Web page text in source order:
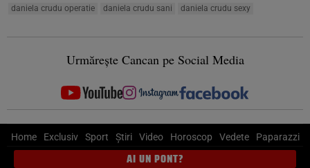
daniela crudu operatie
daniela crudu sani daniela crudu sexy
Urmărește Cancan pe Social Media
Home Exclusiv Sport Știri Video Horoscop Vedete Paparazzi
AI UN PONT?